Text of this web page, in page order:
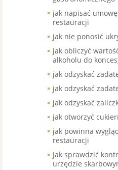
jak napisać
restauracji
jak nie ponosić
jak obliczyć
alkoholu do
jak odzyskać
jak odzyskać
jak odzyskać
jak otworzyć
jak powinna
restauracji
jak sprawdzić
urzędzie